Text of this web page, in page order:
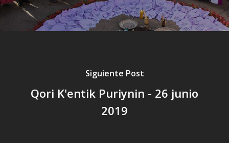
Siguiente Post
Qori K'entik Puriynin - 26 junio
2019